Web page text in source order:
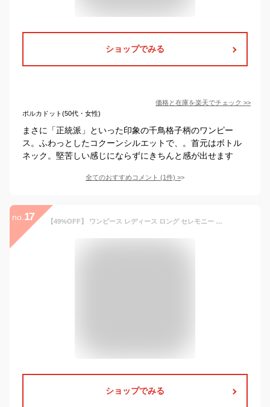
ショップでみる
価格と在庫を楽天でチェック >>
ポルカドット(50代・女性)
まさに「正統派」といった印象の千鳥格子柄のワンピー
ス。ふわっとしたコクーンシルエットで、。首元はボトル
ネック。堅苦しい感じにならずにきちんと感が出せます
全てのおすすめコメント (1件) >
no. 17 【49%OFF】 ワンピース レディース ロング セレモニー フォーマル ひざ丈 ストレッチ 快適 フレア 卒業式 入学式 喪服 オフィス OL ママ 七五三 大きいサイズ 春夏 秋冬 20代 30代 40代 ライトグレー ネイビー 黒 ブラック 試着チケット対象 [x]
ショップでみる